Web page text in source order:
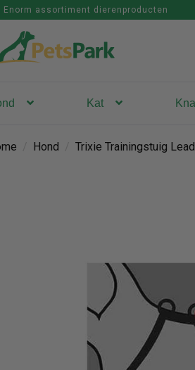
Enorm assortiment dierenproducten
Kat
Hond Trixie Trainingstuig